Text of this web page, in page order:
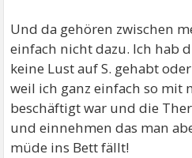
Und da gehören zwischen
einfach nicht dazu. Ich hab
keine Lust auf S. gehabt
weil ich ganz einfach so mit
beschäftigt war und die
und einnehmen das man
müde ins Bett fällt!